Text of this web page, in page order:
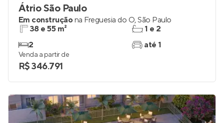
Átrio São Paulo
Em construçãona Freguesia do Ó,São Paulo
38 e 55 m²
2
1 e 2
até 1
Venda a partir de
R$ 346.791